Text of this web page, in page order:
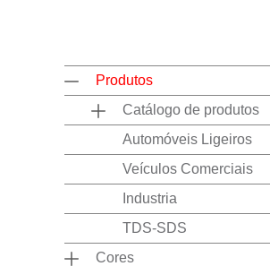
Produtos
Catálogo de produtos
Automóveis Ligeiros
Veículos Comerciais
Industria
TDS-SDS
Cores